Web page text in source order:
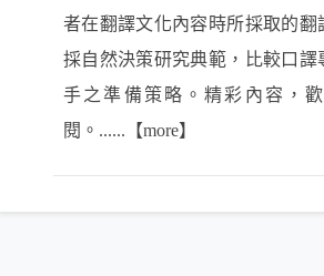
者在翻譯文化內容時所採取的翻
採自然決策研究典範，比較口譯
手之準備策略。精彩內容，
閱。......【more】